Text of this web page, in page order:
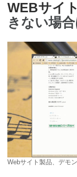
WEBサイ
きない場
Webサイト製品、デモ